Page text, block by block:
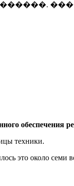
обеспечения
техники.
это около семи